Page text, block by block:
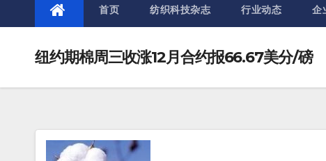
首页 纺织科技杂志 行业动态 企
纽约期棉周三收涨12月合约报66.67美分/磅